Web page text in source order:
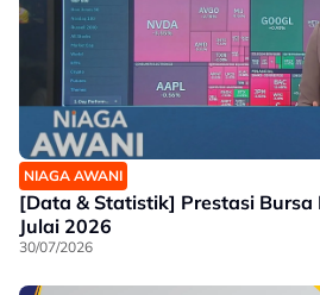
NIAGA AWANI
[Data & Statistik] Prestasi
Julai 2026
30/07/2026